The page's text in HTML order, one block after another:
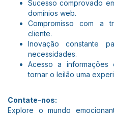
Sucesso comprovado
domínios web.
Compromisso com a
cliente.
Inovação constante
necessidades.
Acesso a informações
tornar o leilão uma
Contate-nos:
Explore o mundo